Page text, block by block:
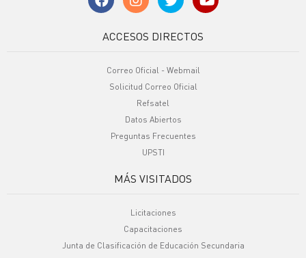
ACCESOS DIRECTOS
Correo Oficial - Webmail
Solicitud Correo Oficial
Refsatel
Datos Abiertos
Preguntas Frecuentes
UPSTI
MÁS VISITADOS
Licitaciones
Capacitaciones
Junta de Clasificación de Educación Secundaria